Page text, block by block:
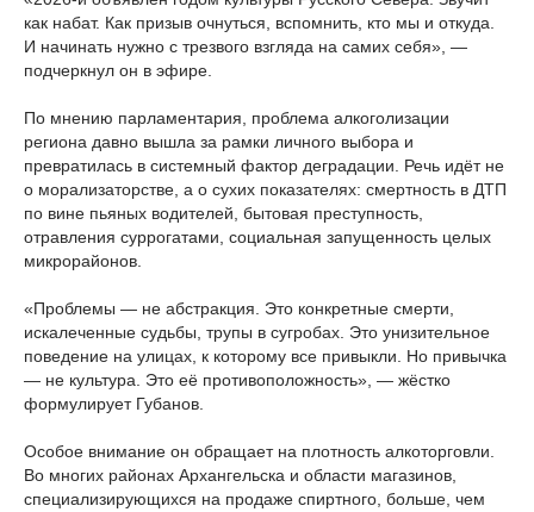
как набат. Как призыв очнуться, вспомнить, кто мы и откуда.
И начинать нужно с трезвого взгляда на самих себя», —
подчеркнул он в эфире.
По мнению парламентария, проблема алкоголизации
региона давно вышла за рамки личного выбора и
превратилась в системный фактор деградации. Речь идёт не
о морализаторстве, а о сухих показателях: смертность в ДТП
по вине пьяных водителей, бытовая преступность,
отравления суррогатами, социальная запущенность целых
микрорайонов.
«Проблемы — не абстракция. Это конкретные смерти,
искалеченные судьбы, трупы в сугробах. Это унизительное
поведение на улицах, к которому все привыкли. Но привычка
— не культура. Это её противоположность», — жёстко
формулирует Губанов.
Особое внимание он обращает на плотность алкоторговли.
Во многих районах Архангельска и области магазинов,
специализирующихся на продаже спиртного, больше, чем